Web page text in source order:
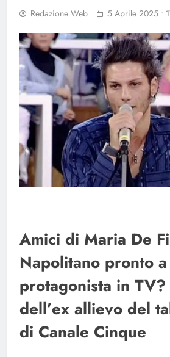
Redazione Web 5 Aprile 2025 •
Amici di Maria De
Napolitano pronto
protagonista in
dell’ex allievo del
di Canale Cinque